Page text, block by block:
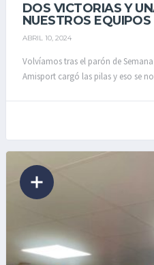
DOS VICTORIAS Y
NUESTROS EQUIPOS
ABRIL 10, 2024
Volvíamos tras el parón de
Amisport cargó las pilas y eso se